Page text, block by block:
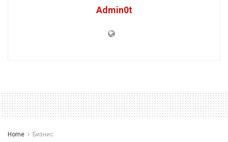
Admin0t
Home Бизнис